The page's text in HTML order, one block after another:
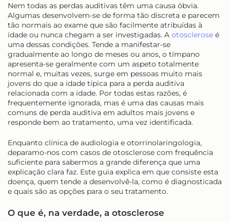
Nem todas as perdas auditivas têm uma causa óbvia.
Algumas desenvolvem-se de forma tão discreta e parecem
tão normais ao exame que são facilmente atribuídas à
idade ou nunca chegam a ser investigadas. A otosclerose é
uma dessas condições. Tende a manifestar-se
gradualmente ao longo de meses ou anos, o tímpano
apresenta-se geralmente com um aspeto totalmente
normal e, muitas vezes, surge em pessoas muito mais
jovens do que a idade típica para a perda auditiva
relacionada com a idade. Por todas estas razões, é
frequentemente ignorada, mas é uma das causas mais
comuns de perda auditiva em adultos mais jovens e
responde bem ao tratamento, uma vez identificada.
Enquanto clínica de audiologia e otorrinolaringologia,
deparamo-nos com casos de otosclerose com frequência
suficiente para sabermos a grande diferença que uma
explicação clara faz. Este guia explica em que consiste esta
doença, quem tende a desenvolvê-la, como é diagnosticada
e quais são as opções para o seu tratamento.
O que é, na verdade, a otosclerose